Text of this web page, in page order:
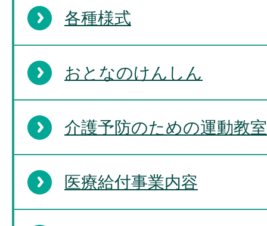
各種様式
おとなのけんしん
介護予防のための運動教室
医療給付事業内容